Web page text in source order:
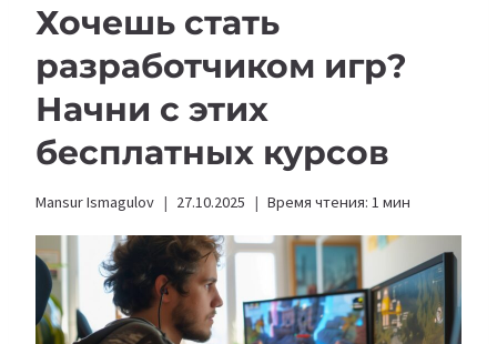
Хочешь стать
разработчиком игр?
Начни с этих
бесплатных курсов
Mansur Ismagulov 27.10.2025 Время чтения: 1 мин